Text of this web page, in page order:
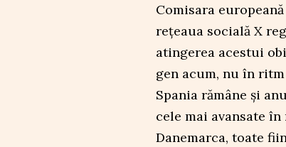
Comisara
rețeaua socială X
atingerea acestui
gen acum, nu în ritm
Spania rămâne și
cele mai avansate
Danemarca, toate